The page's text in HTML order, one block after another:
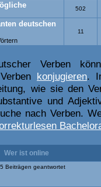
502
deutschen
11
Verben
konjugieren.
wie sie den
und
nach Verben.
Wer ist online
Beiträgen geantwortet